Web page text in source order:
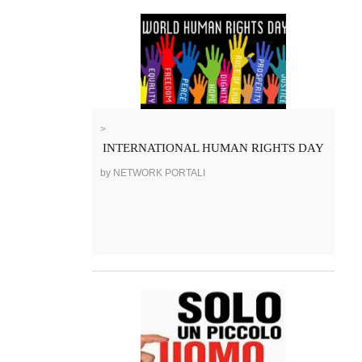
>
INTERNATIONAL HUMAN RIGHTS DAY
by NETWORK PORTALI